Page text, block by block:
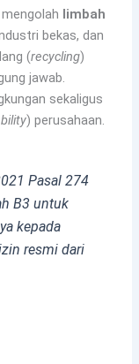
limbah
bekas, dan
(recycling)
jawab.
sekaligus
) perusahaan.
Pasal 274
B3 untuk
kepada
resmi dari